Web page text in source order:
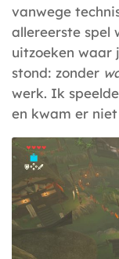
vanwege
allereerste spel
uitzoeken waar
stond: zonder
werk. Ik
en kwam er